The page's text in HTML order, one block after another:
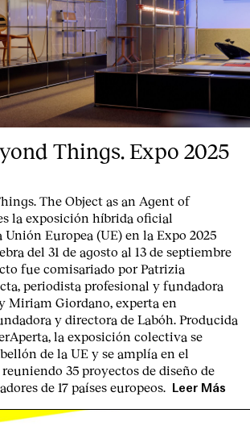
Things. Expo 2025
The Object as an Agent of
la exposición híbrida oficial
Unión Europea (UE) en la Expo 2025
del 31 de agosto al 13 de septiembre
fue comisariado porPatrizia
periodista profesional y fundadora
Miriam Giordano , experta en
y directora de Labóh. Producida
la exposición colectiva se
de la UE y se amplía en el
, reuniendo 35 proyectos de diseño de
de 17 países europeos Leer Más